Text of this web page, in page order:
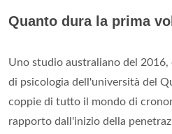
Quanto dura la prima
Uno studio australiano del
di psicologia dell'università del
coppie di tutto il mondo di
rapporto dall'inizio della